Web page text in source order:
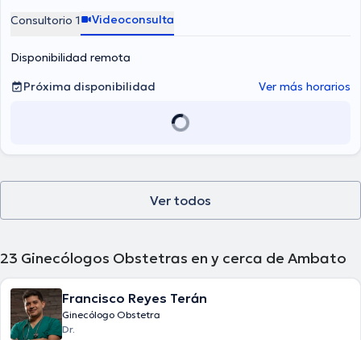
Consultorio 1 Videoconsulta
Disponibilidad remota
Próxima disponibilidad
Ver más horarios
Ver todos
23 Ginecólogos Obstetras en y cerca de Ambato
Francisco Reyes Terán
Ginecólogo Obstetra
Dr.